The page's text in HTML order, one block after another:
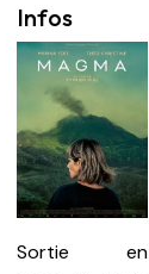
Infos
Sortie en